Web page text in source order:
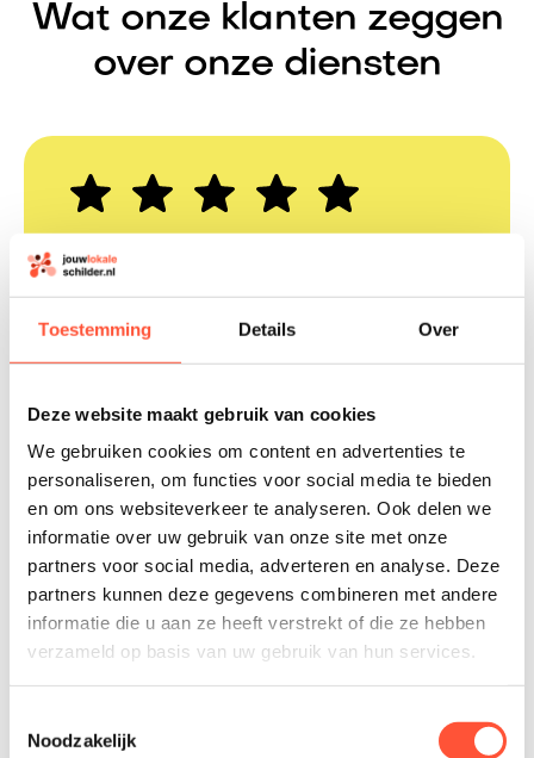
Toestemming Details Over
Deze website maakt gebruik van cookies
We gebruiken cookies om content en advertenties te
personaliseren, om functies voor social media te bieden
en om ons websiteverkeer te analyseren. Ook delen we
informatie over uw gebruik van onze site met onze
partners voor social media, adverteren en analyse. Deze
partners kunnen deze gegevens combineren met andere
informatie die u aan ze heeft verstrekt of die ze hebben
verzameld op basis van uw gebruik van hun services.
Noodzakelijk
Wat onze klanten zeggen
over onze diensten
schilderwerk om door een ringetje te halen.
We kunnen ons spiegelen in de geschilderde
deuren. We hebben de deuren en ramen in
oud Engels rood, voor schilders een crime.
Wij hebben onlangs onze woning laten
schilderen en behangen door Mooys
en nauwkeurig werk af. We raden Mooy